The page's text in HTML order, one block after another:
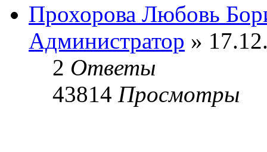
Прохорова Любовь
Администратор »
2 Ответы
43814 Просмотры